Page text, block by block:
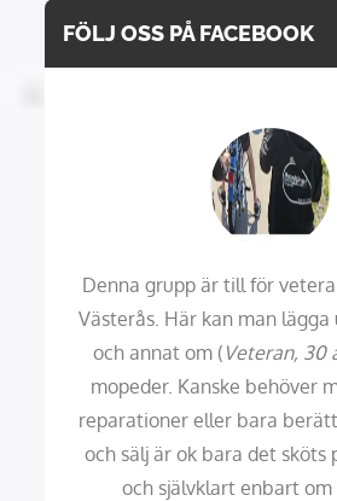
FÖLJ OSS PÅ FACEBOOK
Denna grupp är till för
Västerås. Här kan man
och annat om ( Veteran, 30
mopeder. Kanske behöver
reparationer eller bara
och sälj är ok bara det sköts
och självklart enbart om